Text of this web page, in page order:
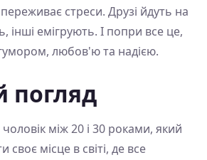
стреси. Друзі йдуть на
інші емігрують. І попри все це,
любов'ю та надією.
погляд
між 20 і 30 роками, який
своє місце в світі, де все